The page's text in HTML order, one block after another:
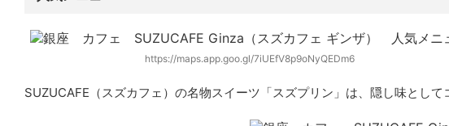
https://maps.app.goo.gl/7iUEfV8p9oNyQEDm6
SUZUCAFE（スズカフェ）の名物スイーツ「スズプリン」 は、隠し味として